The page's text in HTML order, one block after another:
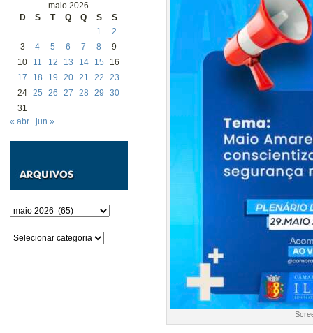
maio 2026
D
S T Q Q S
S
1
2
3
4 5 6 7 8
9
10
11 12 13 14 15
16
17
18 19 20 21 22
23
24 25 26 27 28 29
30
31
« abr
jun »
Arquivos
Categorias